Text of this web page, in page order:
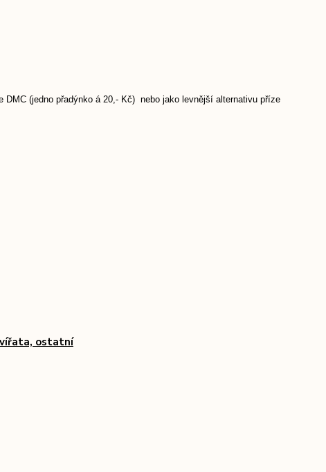
(jedno přadýnko á 20,- Kč) nebo jako levnější alternativu příze
ostatní